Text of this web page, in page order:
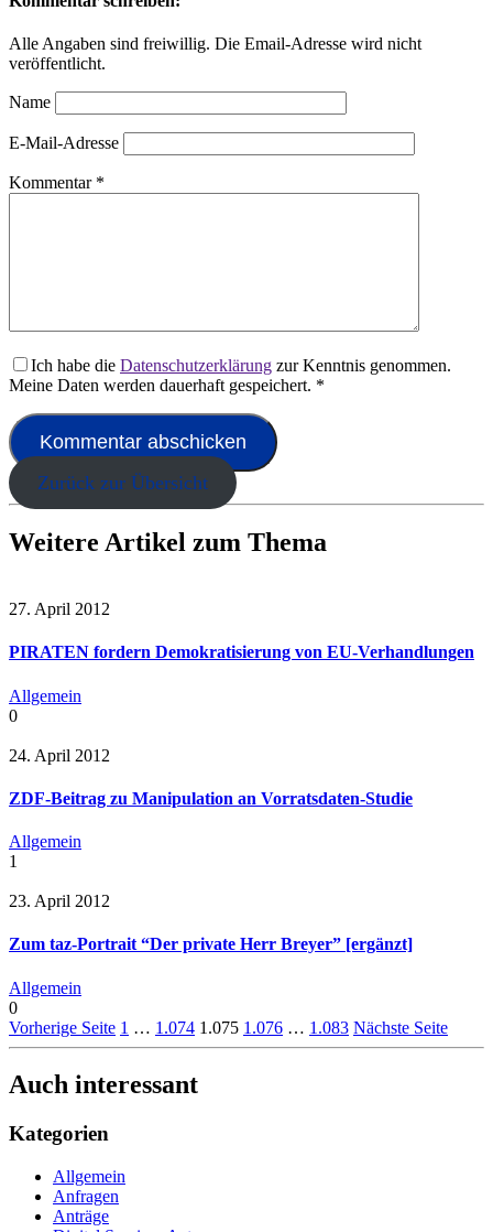
Alle Angaben sind freiwillig. Die Email-Adresse wird nicht
veröffentlicht.
Name
E-Mail-Adresse
Kommentar *
Ich habe die Datenschutzerklärung zur Kenntnis genommen.
Meine Daten werden dauerhaft gespeichert. *
Zurück zur Übersicht
Weitere Artikel zum Thema
27. April 2012
PIRATEN fordern Demokratisierung von EU-Verhandlungen
Allgemein
0
24. April 2012
ZDF-Beitrag zu Manipulation an Vorratsdaten-Studie
Allgemein
1
23. April 2012
Zum taz-Portrait “Der private Herr Breyer” [ergänzt]
Allgemein
0
Vorherige Seite 1 … 1.074 1.075 1.076 … 1.083 Nächste Seite
Auch interessant
Kategorien
Allgemein
Anfragen
Anträge